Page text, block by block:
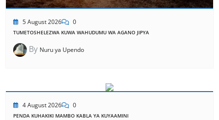
5 August 2026 0
TUMETOSHELEZWA KUWA WAHUDUMU WA AGANO JIPYA
By Nuru ya Upendo
4 August 2026 0
PENDA KUHAKIKI MAMBO KABLA YA KUYAAMINI